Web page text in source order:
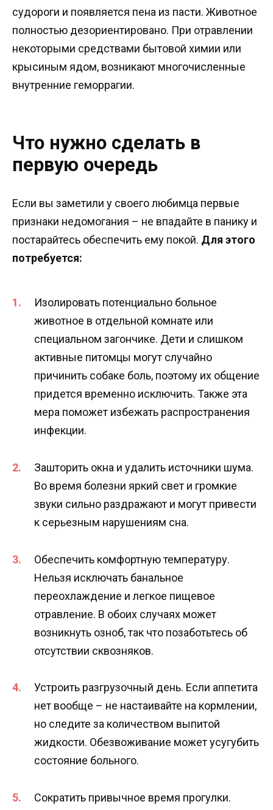
судороги и появляется пена из пасти. Животное
полностью дезориентировано. При отравлении
некоторыми средствами бытовой химии или
крысиным ядом, возникают многочисленные
внутренние геморрагии.
Что нужно сделать в
первую очередь
Если вы заметили у своего любимца первые
признаки недомогания – не впадайте в панику и
постарайтесь обеспечить ему покой. Для этого
потребуется:
Изолировать потенциально больное
животное в отдельной комнате или
специальном загончике. Дети и слишком
активные питомцы могут случайно
причинить собаке боль, поэтому их общение
придется временно исключить. Также эта
мера поможет избежать распространения
инфекции.
Зашторить окна и удалить источники шума.
Во время болезни яркий свет и громкие
звуки сильно раздражают и могут привести
к серьезным нарушениям сна.
Обеспечить комфортную температуру.
Нельзя исключать банальное
переохлаждение и легкое пищевое
отравление. В обоих случаях может
возникнуть озноб, так что позаботьтесь об
отсутствии сквозняков.
Устроить разгрузочный день. Если аппетита
нет вообще – не настаивайте на кормлении,
но следите за количеством выпитой
жидкости. Обезвоживание может усугубить
состояние больного.
Сократить привычное время прогулки.